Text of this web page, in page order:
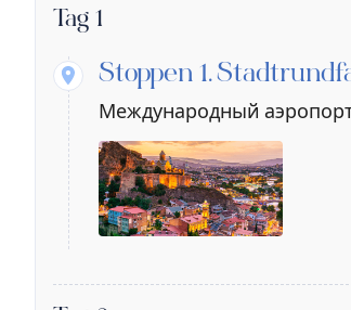
Tag 1
Stoppen 1.
Международный